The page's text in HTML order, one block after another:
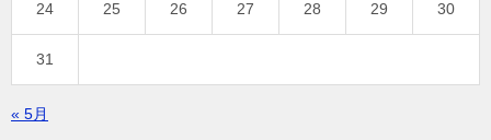
24 25 26 27 28 29 30
31
« 5月